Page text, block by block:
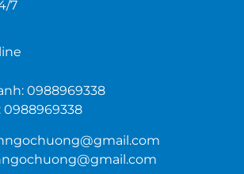
7
0988969338
0988969338